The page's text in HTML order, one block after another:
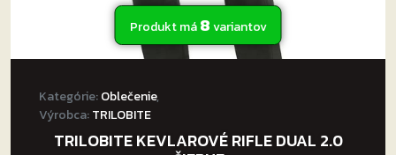
Produkt má8variantov
Kategórie:Oblečenie,
Výrobca:TRILOBITE
TRILOBITE KEVLAROVÉ RIFLE DUAL 2.0